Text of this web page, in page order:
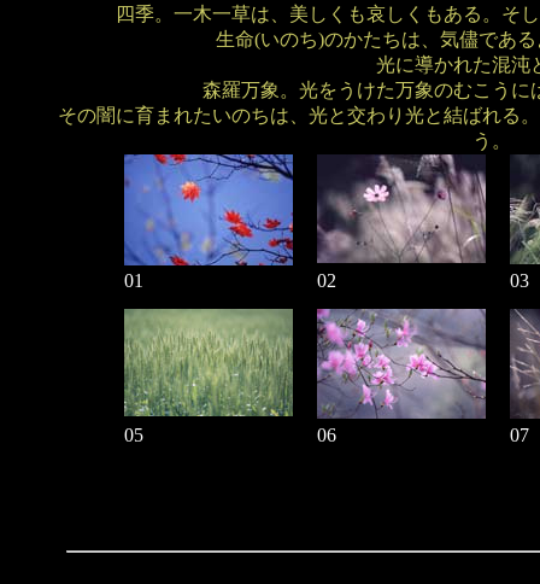
四季。一木一草は、美しくも哀しくもある。そ
生命(いのち)のかたちは、気儘であ
光に導かれた混沌
森羅万象。光をうけた万象のむこうに
その闇に育まれたいのちは、光と交わり光と結ばれる
う。
01 02 03
05 06 07